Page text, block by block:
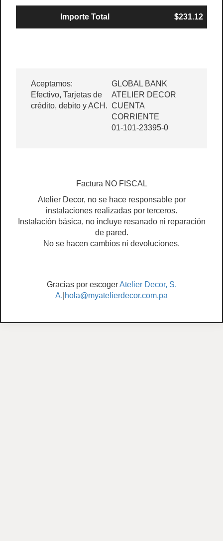
Importe Total $231.12
Aceptamos:
Efectivo, Tarjetas de
crédito, debito y ACH.
GLOBAL BANK
ATELIER DECOR
CUENTA
CORRIENTE
01-101-23395-0
Factura NO FISCAL
Atelier Decor, no se hace responsable por
instalaciones realizadas por terceros.
Instalación básica, no incluye resanado ni reparación
de pared.
No se hacen cambios ni devoluciones.
Gracias por escogerAtelier Decor, S.
A. hola@myatelierdecor.com.pa